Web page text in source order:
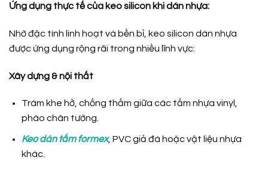
Ứng dụng thực tế của keo silicon khi dán nhựa:
Nhờ đặc tính linh hoạt và bền bỉ, keo silicon dán nhựa
được ứng dụng rộng rãi trong nhiều lĩnh vực:
Xây dựng & nội thất
Trám khe hở, chống thấm giữa các tấm nhựa vinyl,
phào chân tường.
Keo dán tấm formex, PVC giả đá hoặc vật liệu nhựa
khác.